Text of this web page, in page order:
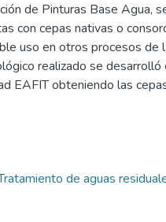
de Pinturas Base Agua,
con cepas nativas o
uso en otros procesos de
realizado se desarrolló
EAFIT obteniendo las
de aguas